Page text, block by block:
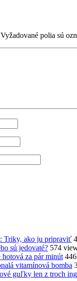
Vyžadované polia sú
Triky, ako ju pripraviť
sú jedovaté? 574
za pár minút
vitamínová bomba
guľky len z troch